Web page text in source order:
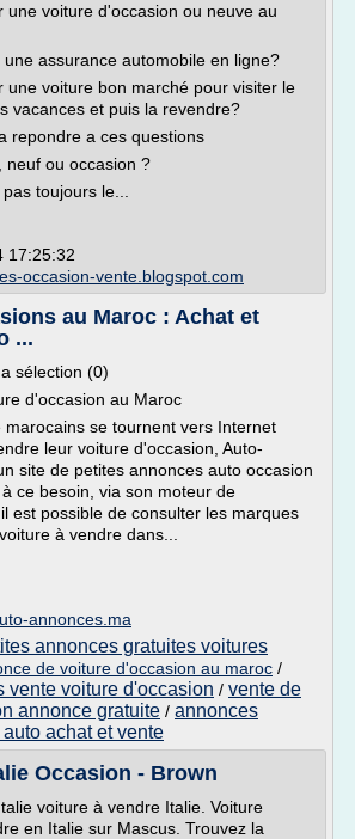
une voiture d'occasion ou neuve au
assurance automobile en ligne?
une voiture bon marché pour visiter le
vacances et puis la revendre?
repondre a ces questions
neuf ou occasion ?
toujours le...
17:25:32
occasion-vente.blogspot.com
au Maroc : Achat et
...
sélection (0)
d'occasion au Maroc
marocains se tournent vers Internet
leur voiture d'occasion, Auto-
site de petites annonces auto occasion
ce besoin, via son moteur de
est possible de consulter les marques
à vendre dans...
annonces.ma
annonces gratuites voitures
de voiture d'occasion au maroc /
vente voiture d'occasion / vente de
annonce gratuite / annonces
achat et vente
Occasion - Brown
voiture à vendre Italie. Voiture
en Italie sur Mascus. Trouvez la